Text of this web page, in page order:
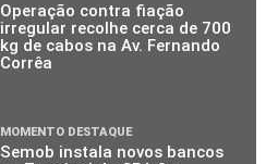
Operação contra fiação
irregular recolhe cerca de 700
kg de cabos na Av. Fernando
Corrêa
MOMENTO DESTAQUE
Semob instala novos bancos